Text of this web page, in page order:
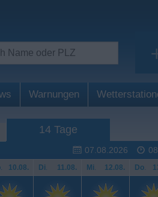
Warnungen
14 Tage
07.08.2026
. 10.08. Di. 11.08. Mi. 12.08. Do.